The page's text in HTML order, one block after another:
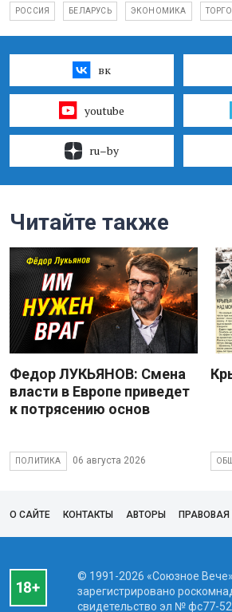
РОССИЯ БЕЛАРУСЬ ЭКОНОМИКА
вк
youtube
ru–by
Читайте также
Федор ЛУКЬЯНОВ: Смена
власти в Европе приведет
к потрясению основ
ПОЛИТИКА 06 августа 2026
О САЙТЕ КОНТАКТЫ АВТОРЫ
© 1991-2026 «Союзное
зарегистрировано
свидетельство эл № фc77-